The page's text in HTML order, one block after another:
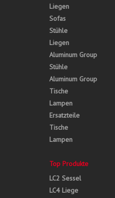
Liegen
Sofas
Stühle
Liegen
Aluminum Group
Stühle
Aluminum Group
Tische
Lampen
Ersatzteile
Tische
Lampen
Top Produkte
LC2 Sessel
LC4 Liege